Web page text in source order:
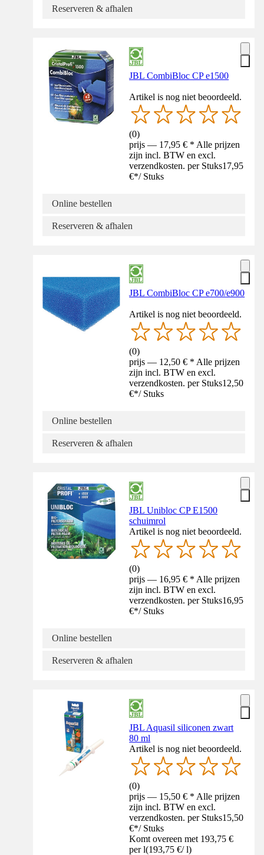
Reserveren & afhalen
JBL CombiBloc CP e1500
Artikel is nog niet beoordeeld.
(0)
prijs — 17,95 € * Alle prijzen
zijn incl. BTW en excl.
verzendkosten. per Stuks17,95
€*/ Stuks
Online bestellen
Reserveren & afhalen
JBL CombiBloc CP e700/e900
Artikel is nog niet beoordeeld.
(0)
prijs — 12,50 € * Alle prijzen
zijn incl. BTW en excl.
verzendkosten. per Stuks12,50
€*/ Stuks
Online bestellen
Reserveren & afhalen
JBL Unibloc CP E1500
schuimrol
Artikel is nog niet beoordeeld.
(0)
prijs — 16,95 € * Alle prijzen
zijn incl. BTW en excl.
verzendkosten. per Stuks16,95
€*/ Stuks
Online bestellen
Reserveren & afhalen
JBL Aquasil siliconen zwart
80 ml
Artikel is nog niet beoordeeld.
(0)
prijs — 15,50 € * Alle prijzen
zijn incl. BTW en excl.
verzendkosten. per Stuks15,50
€*/ Stuks
Komt overeen met 193,75 €
per l(193,75 €/ l)